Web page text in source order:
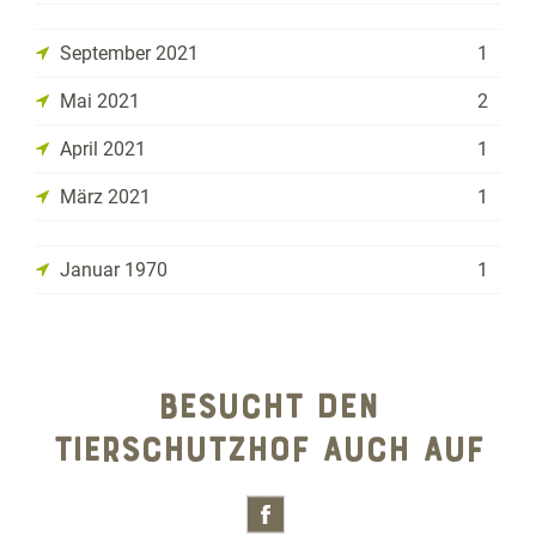
September 2021 1
Mai 2021 2
April 2021 1
März 2021 1
Januar 1970 1
BESUCHT DEN
TIERSCHUTZHOF AUCH AUF